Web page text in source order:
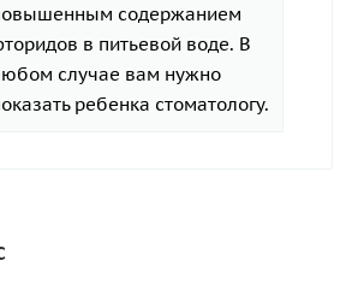
содержанием
в питьевой воде. В
случае вам нужно
ребенка стоматологу.